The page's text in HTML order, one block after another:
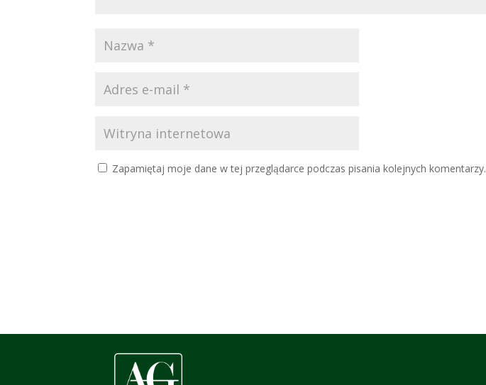
Zapamiętaj moje dane w tej przeglądarce podczas pisania kolejnych komentarzy.